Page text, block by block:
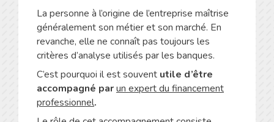
La personne à l’origine de l’entreprise maîtrise
généralement son métier et son marché. En
revanche, elle ne connaît pas toujours les
critères d’analyse utilisés par les banques.
C’est pourquoi il est souvent utile d’être
accompagné parun expert du financement
professionnel.